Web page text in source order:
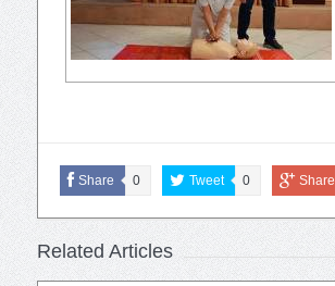
Share 0 Tweet 0 Share
Related Articles